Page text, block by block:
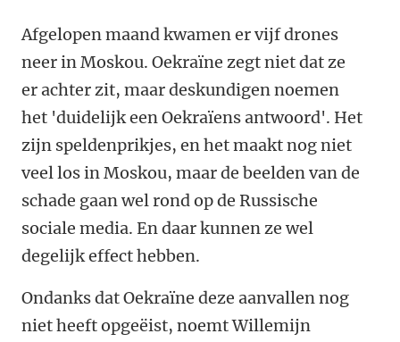
Afgelopen maand kwamen er vijf drones
neer in Moskou. Oekraïne zegt niet dat ze
er achter zit, maar deskundigen noemen
het 'duidelijk een Oekraïens antwoord'. Het
zijn speldenprikjes, en het maakt nog niet
veel los in Moskou, maar de beelden van de
schade gaan wel rond op de Russische
sociale media. En daar kunnen ze wel
degelijk effect hebben.
Ondanks dat Oekraïne deze aanvallen nog
niet heeft opgeëist, noemt Willemijn